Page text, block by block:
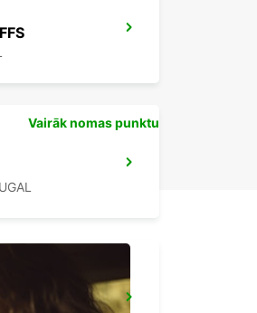
Vairāk nomas punktu